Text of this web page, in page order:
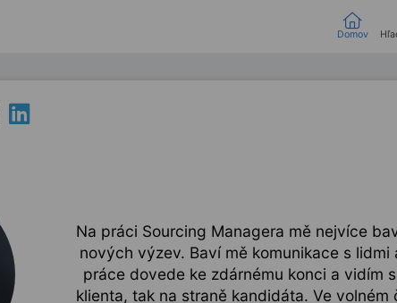
Domov
Na práci Sourcing Managera mě nejvíce
nových výzev. Baví mě komunikace s
práce dovede ke zdárnému konci a vidím
klienta, tak na straně kandidáta. Ve